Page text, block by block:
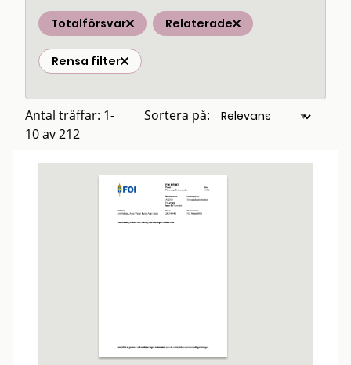
Totalförsvar Relaterade
Rensa filter
Antal träffar: 1-
10 av 212
Sortera på: